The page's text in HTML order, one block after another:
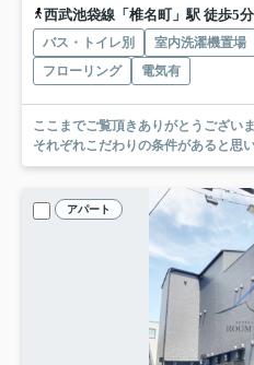
西武池袋線「椎名町」駅 徒歩5分
バス・トイレ別 室内洗濯機置場
フローリング
電気有
ここまでご覧頂きありがとうございます。 お部屋探しの際には
それぞれこだわりの条件があると思
アパート